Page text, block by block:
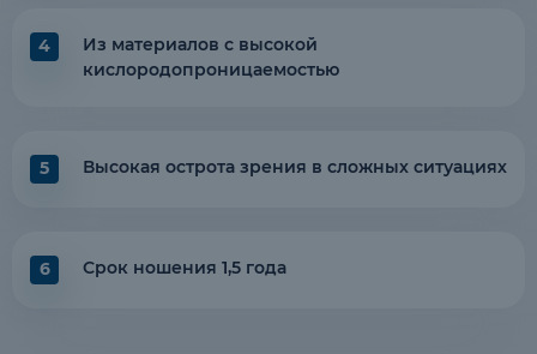
4
Из материалов с высокой
кислородопроницаемостью
5 Высокая острота зрения в сложных ситуациях
6 Срок ношения 1,5 года